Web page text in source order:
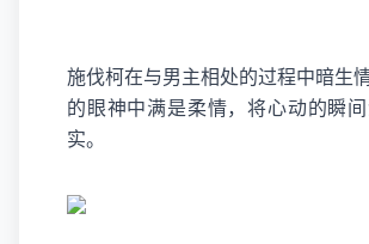
施伐柯在与男主相处的过程中暗生
的眼神中满是柔情，将心动的瞬
实。